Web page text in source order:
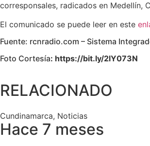
corresponsales, radicados en Medellín,
El comunicado se puede leer en este
Fuente: rcnradio.com – Sistema
Foto Cortesía: https://bit.ly/2lY073N
RELACIONADO
Cundinamarca, Noticias
Hace 7 meses